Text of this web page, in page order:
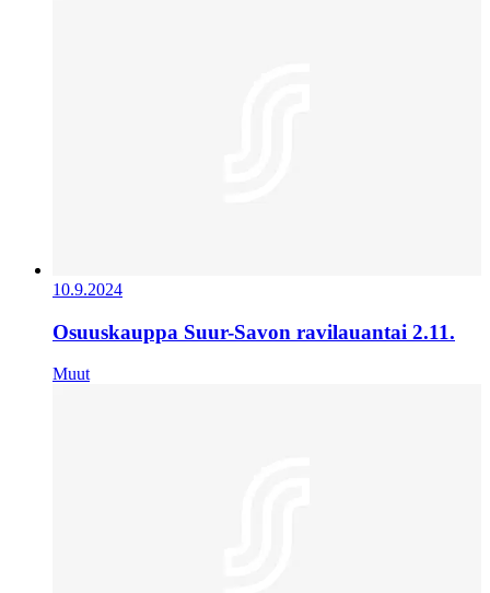
10.9.2024
Osuuskauppa Suur-Savon ravilauantai 2.11.
Muut